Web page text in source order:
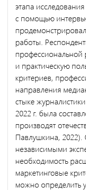
этапа
с помощью
работы.
профессиональной
и практическую
критериев,
направления
стыке
2022 г. была
производят
Павлушкина, 2022).
независимыми
необходимость
маркетинговые
можно определить